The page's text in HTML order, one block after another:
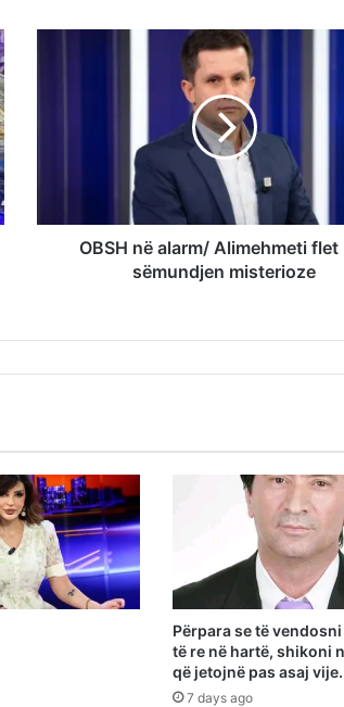
OBSH në alarm/ Alimehmeti flet
sëmundjen misterioze
Përpara se të
të re në hartë, shikoni
që jetojnë pas asaj vije.
7 days ago